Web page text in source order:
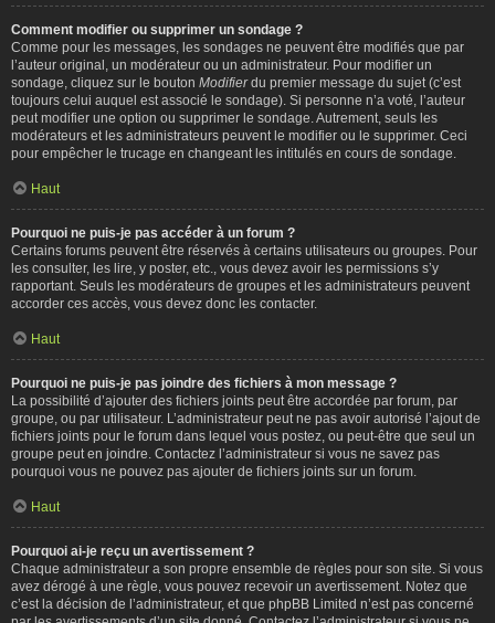
Comment modifier ou supprimer un sondage ?
Comme pour les messages, les sondages ne peuvent être modifiés que par
l’auteur original, un modérateur ou un administrateur. Pour modifier un
sondage, cliquez sur le bouton Modifierdu premier message du sujet (c’est
toujours celui auquel est associé le sondage). Si personne n’a voté, l’auteur
peut modifier une option ou supprimer le sondage. Autrement, seuls les
modérateurs et les administrateurs peuvent le modifier ou le supprimer. Ceci
pour empêcher le trucage en changeant les intitulés en cours de sondage.
Haut
Pourquoi ne puis-je pas accéder à un forum ?
Certains forums peuvent être réservés à certains utilisateurs ou groupes. Pour
les consulter, les lire, y poster, etc., vous devez avoir les permissions s’y
rapportant. Seuls les modérateurs de groupes et les administrateurs peuvent
accorder ces accès, vous devez donc les contacter.
Haut
Pourquoi ne puis-je pas joindre des fichiers à mon message ?
La possibilité d’ajouter des fichiers joints peut être accordée par forum, par
groupe, ou par utilisateur. L’administrateur peut ne pas avoir autorisé l’ajout de
fichiers joints pour le forum dans lequel vous postez, ou peut-être que seul un
groupe peut en joindre. Contactez l’administrateur si vous ne savez pas
pourquoi vous ne pouvez pas ajouter de fichiers joints sur un forum.
Haut
Pourquoi ai-je reçu un avertissement ?
Chaque administrateur a son propre ensemble de règles pour son site. Si vous
avez dérogé à une règle, vous pouvez recevoir un avertissement. Notez que
c’est la décision de l’administrateur, et que phpBB Limited n’est pas concerné